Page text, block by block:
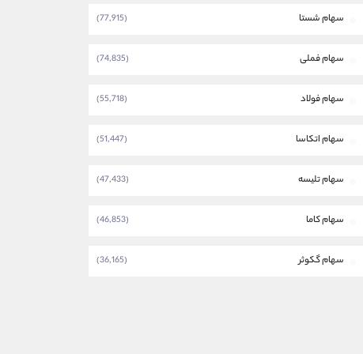
سهام شستا (77,915)
سهام فملی (74,835)
سهام فولاد (55,718)
سهام اتکاسا (51,447)
سهام تلیسه (47,433)
سهام کاما (46,853)
سهام گکوثر (36,165)